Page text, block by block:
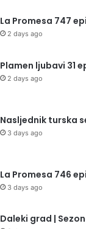
La Promesa 747
2 days ago
Plamen ljubavi 31
2 days ago
Nasljednik turska
3 days ago
La Promesa 746
3 days ago
Daleki grad |